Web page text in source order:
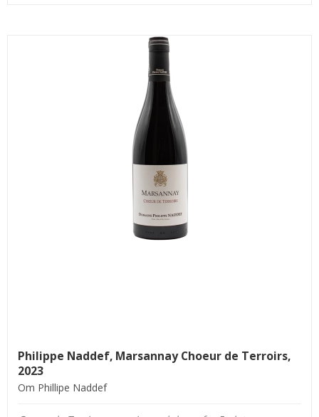
Philippe Naddef, Marsannay Choeur de Terroirs,
2023
Om Phillipe Naddef